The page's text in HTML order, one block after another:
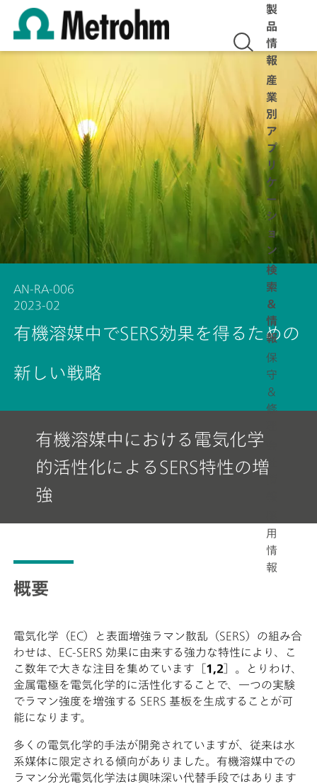
製
品
情
報
産
業
別
ア
プ
リ
ケ
ー
シ
ョ
ン
検
索
＆
情
報
保
守
＆
修
社
情
用
情
報
AN-RA-006
2023-02
有機溶媒中でSERS効果を得るための
新しい戦略
有機溶媒中における電気化学
的活性化によるSERS特性の増
強
概要
電気化学（EC）と表面増強ラマン散乱（SERS）の組み合
わせは、EC-SERS 効果に由来する強力な特性により、こ
こ数年で大きな注目を集めています［1,2］。とりわけ、
金属電極を電気化学的に活性化することで、一つの実験
でラマン強度を増強する SERS 基板を生成することが可
能になります。
多くの電気化学的手法が開発されていますが、従来は水
系媒体に限定される傾向がありました。有機溶媒中での
ラマン分光電気化学法は興味深い代替手段ではあります